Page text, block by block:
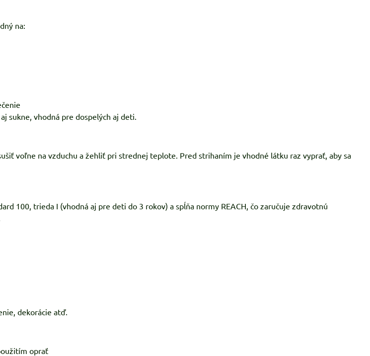
na:
sukne, vhodná pre dospelých aj deti.
voľne na vzduchu a žehliť pri strednej teplote. Pred strihaním je vhodné látku raz vyprať, aby sa
100, trieda I (vhodná aj pre deti do 3 rokov) a spĺňa normy REACH, čo zaručuje zdravotnú
dekorácie atď.
oprať